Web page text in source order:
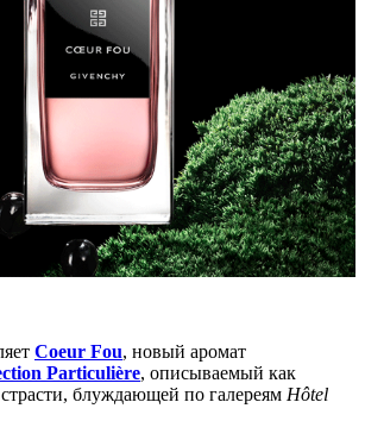
Coeur Fou, новый аромат
Particulière, описываемый как
блуждающей по галереям Hôtel